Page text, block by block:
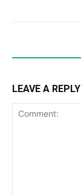
LEAVE A REPLY